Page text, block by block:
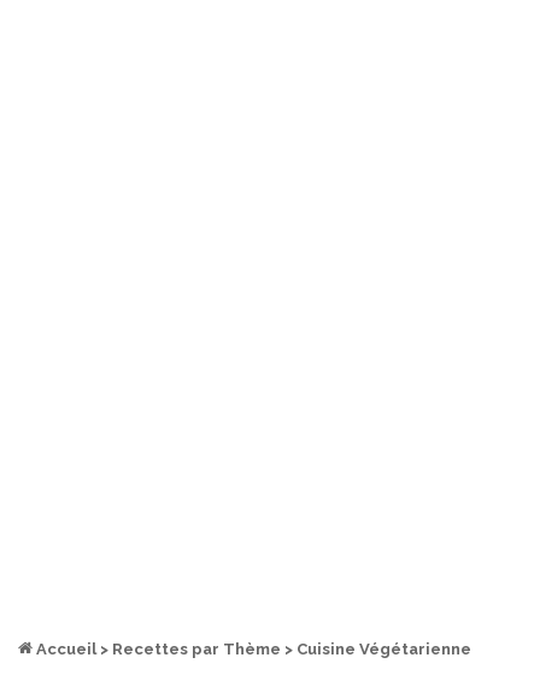
Accueil > Recettes par Thème > Cuisine Végétarienne